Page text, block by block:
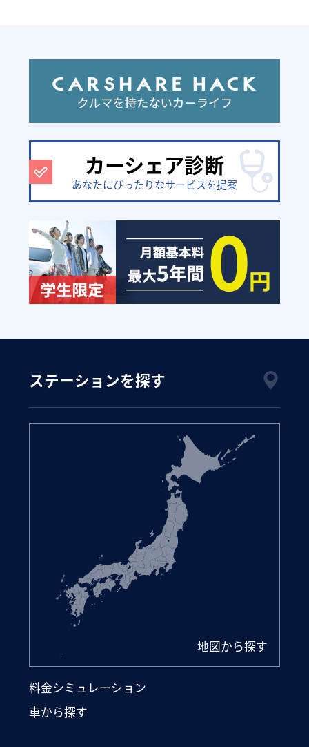
カーシェア診断
あなたにぴったりなサービスを提案
ステーションを探す
地図から探す
料金シミュレーション
車から探す